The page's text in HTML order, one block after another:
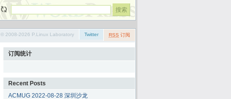
RSS 订阅
Twitter
© 2008-2026 P.Linux Laboratory
订阅统计
Recent Posts
ACMUG 2022-08-28 深圳沙龙